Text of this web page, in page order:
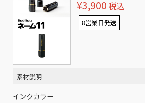
¥3,900 税込
8営業日発送
素材説明
インクカラー